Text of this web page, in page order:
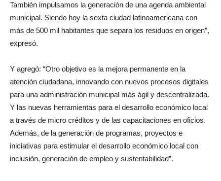
También impulsamos la generación de una agenda ambiental
municipal. Siendo hoy la sexta ciudad latinoamericana con
más de 500 mil habitantes que separa los residuos en origen”,
expresó.
Y agregó: “Otro objetivo es la mejora permanente en la
atención ciudadana, innovando con nuevos procesos digitales
para una administración municipal más ágil y descentralizada.
Y las nuevas herramientas para el desarrollo económico local
a través de micro créditos y de las capacitaciones en oficios.
Además, de la generación de programas, proyectos e
iniciativas para estimular el desarrollo económico local con
inclusión, generación de empleo y sustentabilidad”.